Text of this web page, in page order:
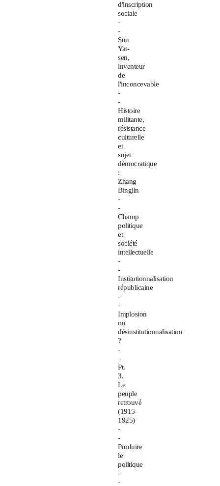
d'inscription
sociale
-
-
Sun
Yat-
sen,
inventeur
de
l'inconcevable
-
-
Histoire
militante,
résistance
culturelle
et
sujet
démocratique
:
Zhang
Binglin
-
-
Champ
politique
et
société
intellectuelle
-
-
Institutionnalisation
républicaine
-
-
Implosion
ou
désinstitutionnalisation
?
-
-
Pt.
3.
Le
peuple
retrouvé
(1915-
1925)
-
-
Produire
le
politique
-
-